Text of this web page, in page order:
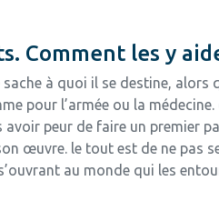
Comment les y
à quoi il se destine, alors
pour l’armée ou la médecine.
peur de faire un premier
œuvre. le tout est de ne pas
au monde qui les